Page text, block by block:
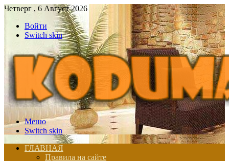
Четверг , 6 Август 2026
Войти
Switch skin
Меню
Switch skin
ГЛАВНАЯ
Правила на сайте